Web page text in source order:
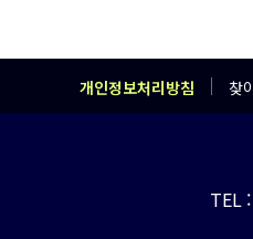
개인정보처리방침 찾
TEL